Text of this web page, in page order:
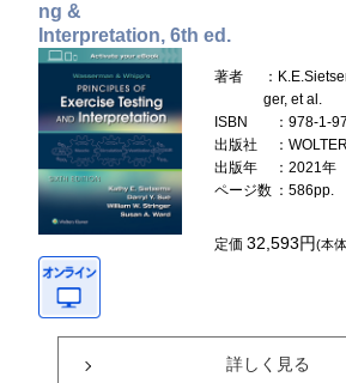
ng &
Interpretation, 6th ed.
著者
：
ger, et al.
ISBN
：978-1-
出版社
：
出版年
：2021年
ページ数 ：586pp.
定価32,593円(本
詳しく見る